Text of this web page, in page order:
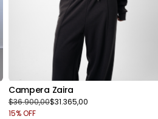
Campera Zaira
$31.365,00
$36.900,00
15% OFF